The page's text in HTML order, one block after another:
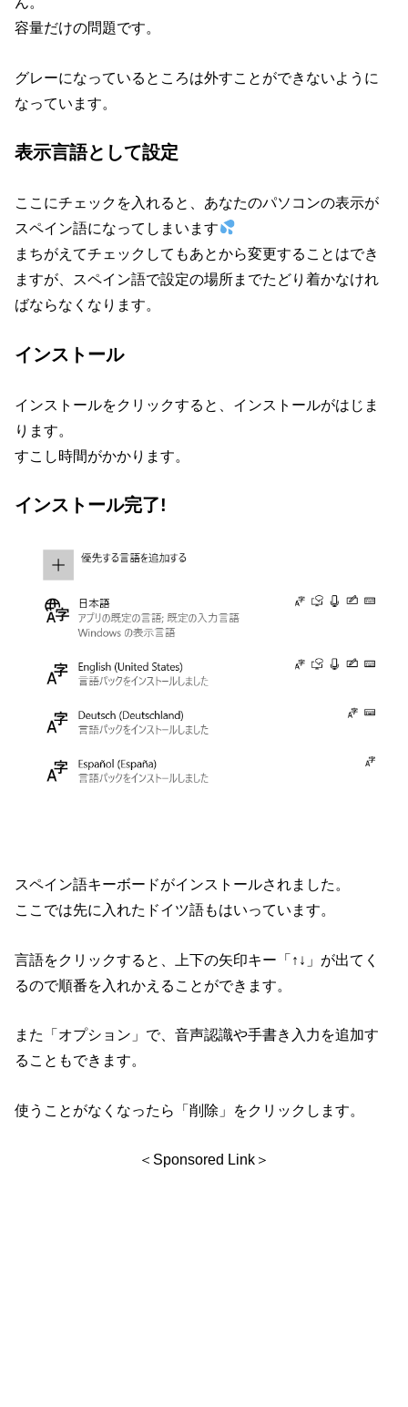
容量だけの問題です。
グレーになっているところは外すことができないように
なっています。
表示言語として設定
ここにチェックを入れると、あなたのパソコンの表示が
スペイン語になってしまいます
まちがえてチェックしてもあとから変更することはでき
ますが、スペイン語で設定の場所までたどり着かなけれ
ばならなくなります。
インストール
インストールをクリックすると、インストールがはじま
ります。
すこし時間がかかります。
インストール完了!
スペイン語キーボードがインストールされました。
ここでは先に入れたドイツ語もはいっています。
言語をクリックすると、上下の矢印キー「↑↓」が出てく
るので順番を入れかえることができます。
また「オプション」で、音声認識や手書き入力を追加す
ることもできます。
使うことがなくなったら「削除」をクリックします。
＜Sponsored Link＞